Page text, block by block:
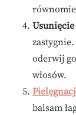
oderwij
włosów.
balsam